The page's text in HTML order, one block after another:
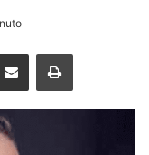
Enviar vía email Imprimir